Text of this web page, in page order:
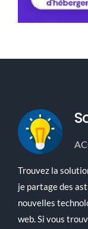
Trouvez la
je partage des
nouvelles
web. Si vous